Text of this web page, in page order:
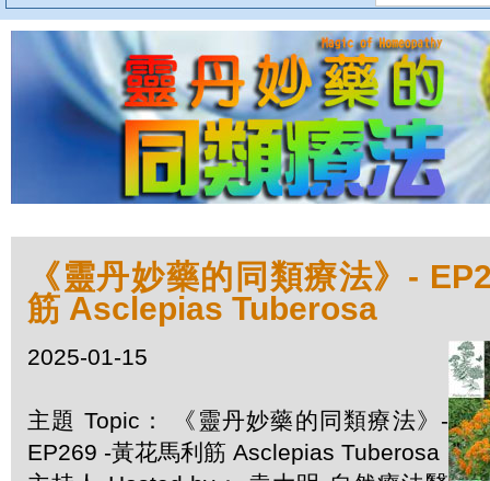
《靈丹妙藥的同類療法》-
筋 Asclepias Tuberosa
2025-01-15
主題 Topic： 《靈丹妙藥的同類療法》-
EP269 -黃花馬利筋 Asclepias Tuberosa